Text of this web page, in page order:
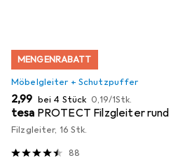
MENGENRABATT
Möbelgleiter + Schutzpuffer
EUR
2,99 bei 4 Stück EUR
0,19/1Stk.
tesa PROTECT Filzgleiter rund
Filzgleiter, 16 Stk.
88